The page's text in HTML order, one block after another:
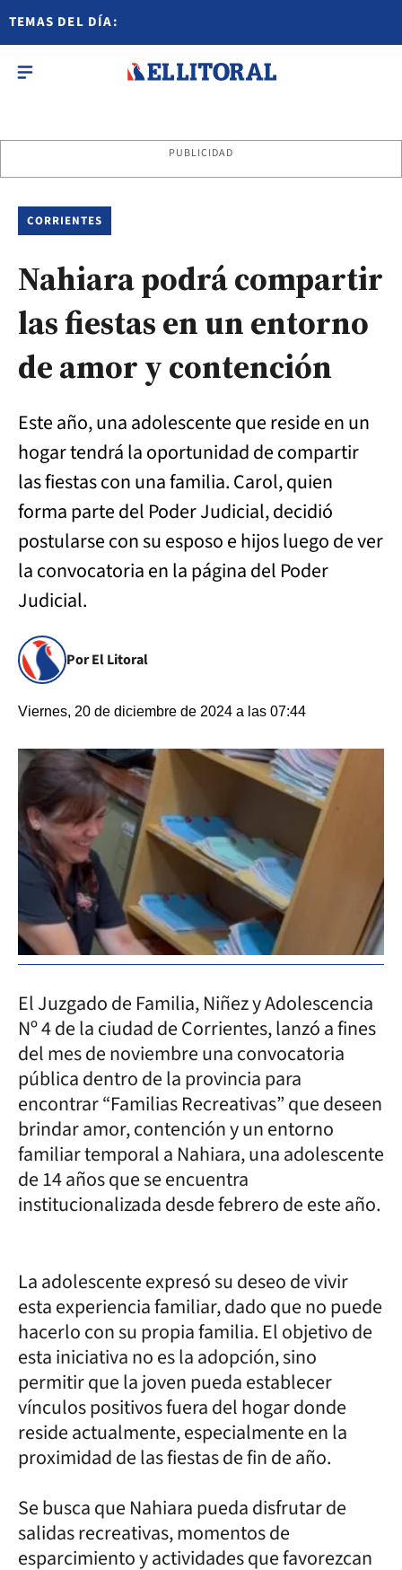
TEMAS DEL DÍA:
PUBLICIDAD
CORRIENTES
Nahiara podrá compartir
las fiestas en un entorno
de amor y contención
Este año, una adolescente que reside en un
hogar tendrá la oportunidad de compartir
las fiestas con una familia. Carol, quien
forma parte del Poder Judicial, decidió
postularse con su esposo e hijos luego de ver
la convocatoria en la página del Poder
Judicial.
Por El Litoral
Viernes, 20 de diciembre de 2024 a las 07:44
El Juzgado de Familia, Niñez y Adolescencia
Nº 4 de la ciudad de Corrientes, lanzó a fines
del mes de noviembre una convocatoria
pública dentro de la provincia para
encontrar “Familias Recreativas” que deseen
brindar amor, contención y un entorno
familiar temporal a Nahiara, una adolescente
de 14 años que se encuentra
institucionalizada desde febrero de este año.
La adolescente expresó su deseo de vivir
esta experiencia familiar, dado que no puede
hacerlo con su propia familia. El objetivo de
esta iniciativa no es la adopción, sino
permitir que la joven pueda establecer
vínculos positivos fuera del hogar donde
reside actualmente, especialmente en la
proximidad de las fiestas de fin de año.
Se busca que Nahiara pueda disfrutar de
salidas recreativas, momentos de
esparcimiento y actividades que favorezcan